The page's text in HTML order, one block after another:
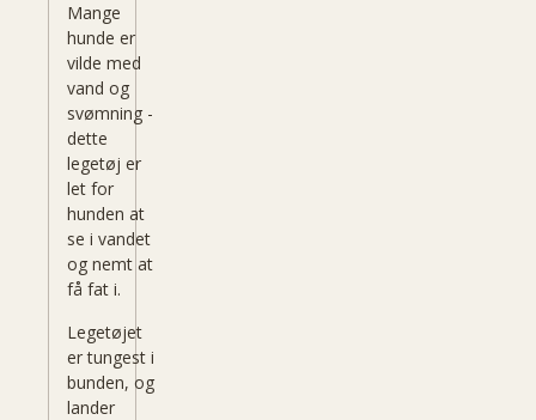
Mange
hunde er
vilde med
vand og
svømning -
dette
legetøj er
let for
hunden at
se i vandet
og nemt at
få fat i.
Legetøjet
er tungest i
bunden, og
lander